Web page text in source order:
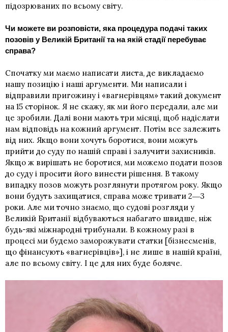
підозрюваних по всьому світу.
Чи можете ви розповісти, яка процедура подачі таких
позовів у Великій Британії та на якій стадії перебуває
справа?
Спочатку ми маємо написати листа, де викладаємо
нашу позицію і наші аргументи. Ми написали і
відправили пригожину і «вагнерівцям» такий документ
на 15 сторінок. Я не скажу, як ми його передали, але ми
це зробили. Далі вони мають три місяці, щоб надіслати
нам відповідь на кожний аргумент. Потім все залежить
від них. Якщо вони хочуть боротися, вони можуть
прийти до суду по нашій справі і залучити захисників.
Якщо ж вирішать не боротися, ми можемо подати позов
до суду і просити його винести рішення. В такому
випадку позов можуть розглянути протягом року. Якщо
вони будуть захищатися, справа може тривати 2―3
роки. Але ми точно знаємо, що судові розгляди у
Великій Британії відбуваються набагато швидше, ніж
будь-які міжнародні трибунали. В кожному разі в
процесі ми будемо заморожувати статки [бізнесменів,
що фінансують «вагнерівців»], і не лише в нашій країні,
але по всьому світу. І це для них буде боляче.